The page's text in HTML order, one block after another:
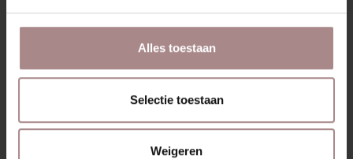
Alles toestaan
Selectie toestaan
Weigeren